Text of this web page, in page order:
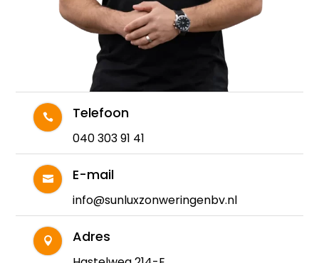
 Telefoon
040 303 91 41
 E-mail
info@sunluxzonweringenbv.nl
 Adres